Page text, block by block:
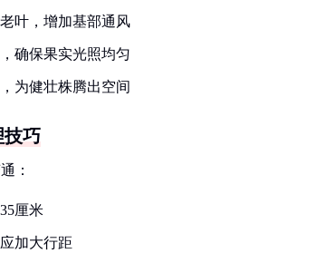
叶，增加基部通风
确保果实光照均匀
为健壮株腾出空间
技巧
：
厘米
加大行距